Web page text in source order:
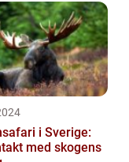
i Sverige:
med skogens